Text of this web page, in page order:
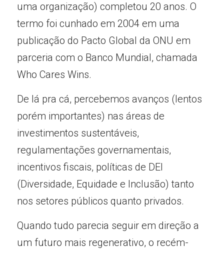
uma organização) completou 20 anos. O
termo foi cunhado em 2004 em uma
publicação do Pacto Global da ONU em
parceria com o Banco Mundial, chamada
Who Cares Wins.
De lá pra cá, percebemos avanços (lentos
porém importantes) nas áreas de
investimentos sustentáveis,
regulamentações governamentais,
incentivos fiscais, políticas de DEI
(Diversidade, Equidade e Inclusão) tanto
nos setores públicos quanto privados.
Quando tudo parecia seguir em direção a
um futuro mais regenerativo, o recém-